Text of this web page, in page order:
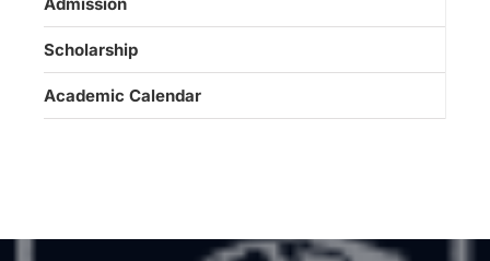
Scholarship
Academic Calendar